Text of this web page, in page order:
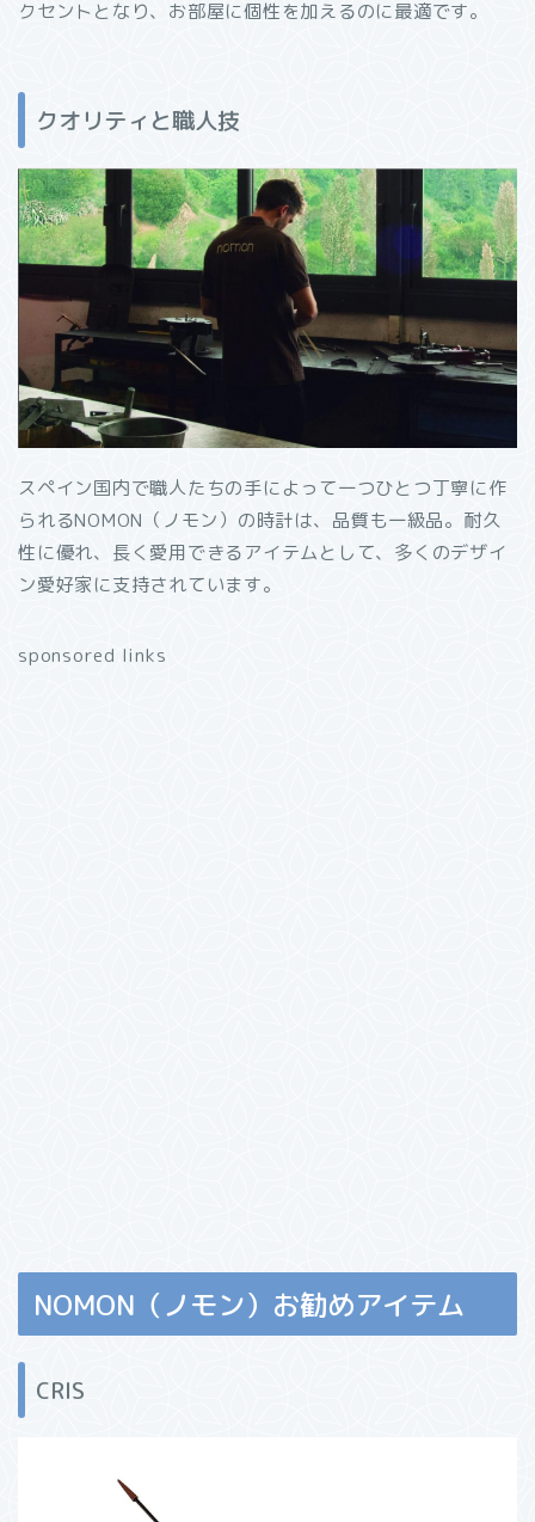
クセントとなり、お部屋に個性を加えるのに最適です。
クオリティと職人技
スペイン国内で職人たちの手によって一つひとつ丁寧に作
られるNOMON（ノモン）の時計は、品質も一級品。耐久
性に優れ、長く愛用できるアイテムとして、多くのデザイ
ン愛好家に支持されています。
sponsored links
NOMON（ノモン）お勧めアイテム
CRIS